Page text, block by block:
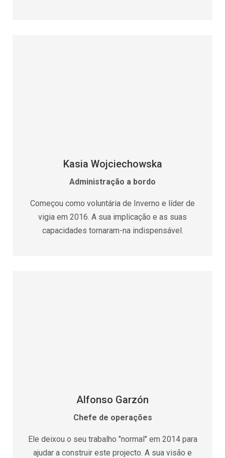
Kasia Wojciechowska
Administração a bordo
Começou como voluntária de Inverno e líder de
vigia em 2016. A sua implicação e as suas
capacidades tornaram-na indispensável.
Alfonso Garzón
Chefe de operações
Ele deixou o seu trabalho "normal" em 2014 para
ajudar a construir este projecto. A sua visão e